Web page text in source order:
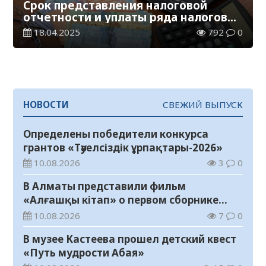
Срок представления налоговой
отчетности и уплаты ряда налогов
истекает 21 апреля
18.04.2025 792 0
НОВОСТИ СВЕЖИЙ ВЫПУСК
Определены победители конкурса
грантов «Тәуелсіздік ұрпақтары-2026»
10.08.2026 3 0
В Алматы представили фильм
«Алғашқы кітап» о первом сборнике
произведений Абая
10.08.2026 7 0
В музее Кастеева прошел детский квест
«Путь мудрости Абая»